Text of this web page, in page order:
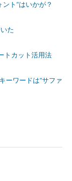
ト”はいかが？
た
トカット活用法
ーワードは“サファ